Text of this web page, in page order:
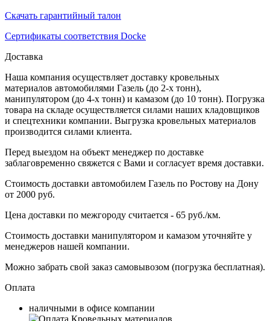
Скачать гарантийный талон
Сертификаты соответствия Docke
Доставка
Наша компания осуществляет доставку кровельных
материалов автомобилями Газель (до 2-х тонн),
манипулятором (до 4-х тонн) и камазом (до 10 тонн). Погрузка
товара на складе осуществляется силами наших кладовщиков
и спецтехники компании. Выгрузка кровельных материалов
производится силами клиента.
Перед выездом на объект менеджер по доставке
заблаговременно свяжется с Вами и согласует время доставки.
Стоимость доставки автомобилем Газель по Ростову на Дону
от 2000 руб.
Цена доставки по межгороду считается - 65 руб./км.
Стоимость доставки манипулятором и камазом уточняйте у
менеджеров нашей компании.
Можно забрать свой заказ самовывозом (погрузка бесплатная).
Оплата
наличными в офисе компании